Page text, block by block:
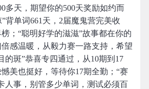
多天，期望你的500天奖励如约而
背单词661天，2届魔鬼营完美收
；“聪明好学的滋滋”故事都在你的
感温暖，从毅力赛一路支持，希望
的斑”恭喜专四通过，从10期到17
美也挺好，等待你17期全勤；“赛
人事，别管多少单词，测试必须百